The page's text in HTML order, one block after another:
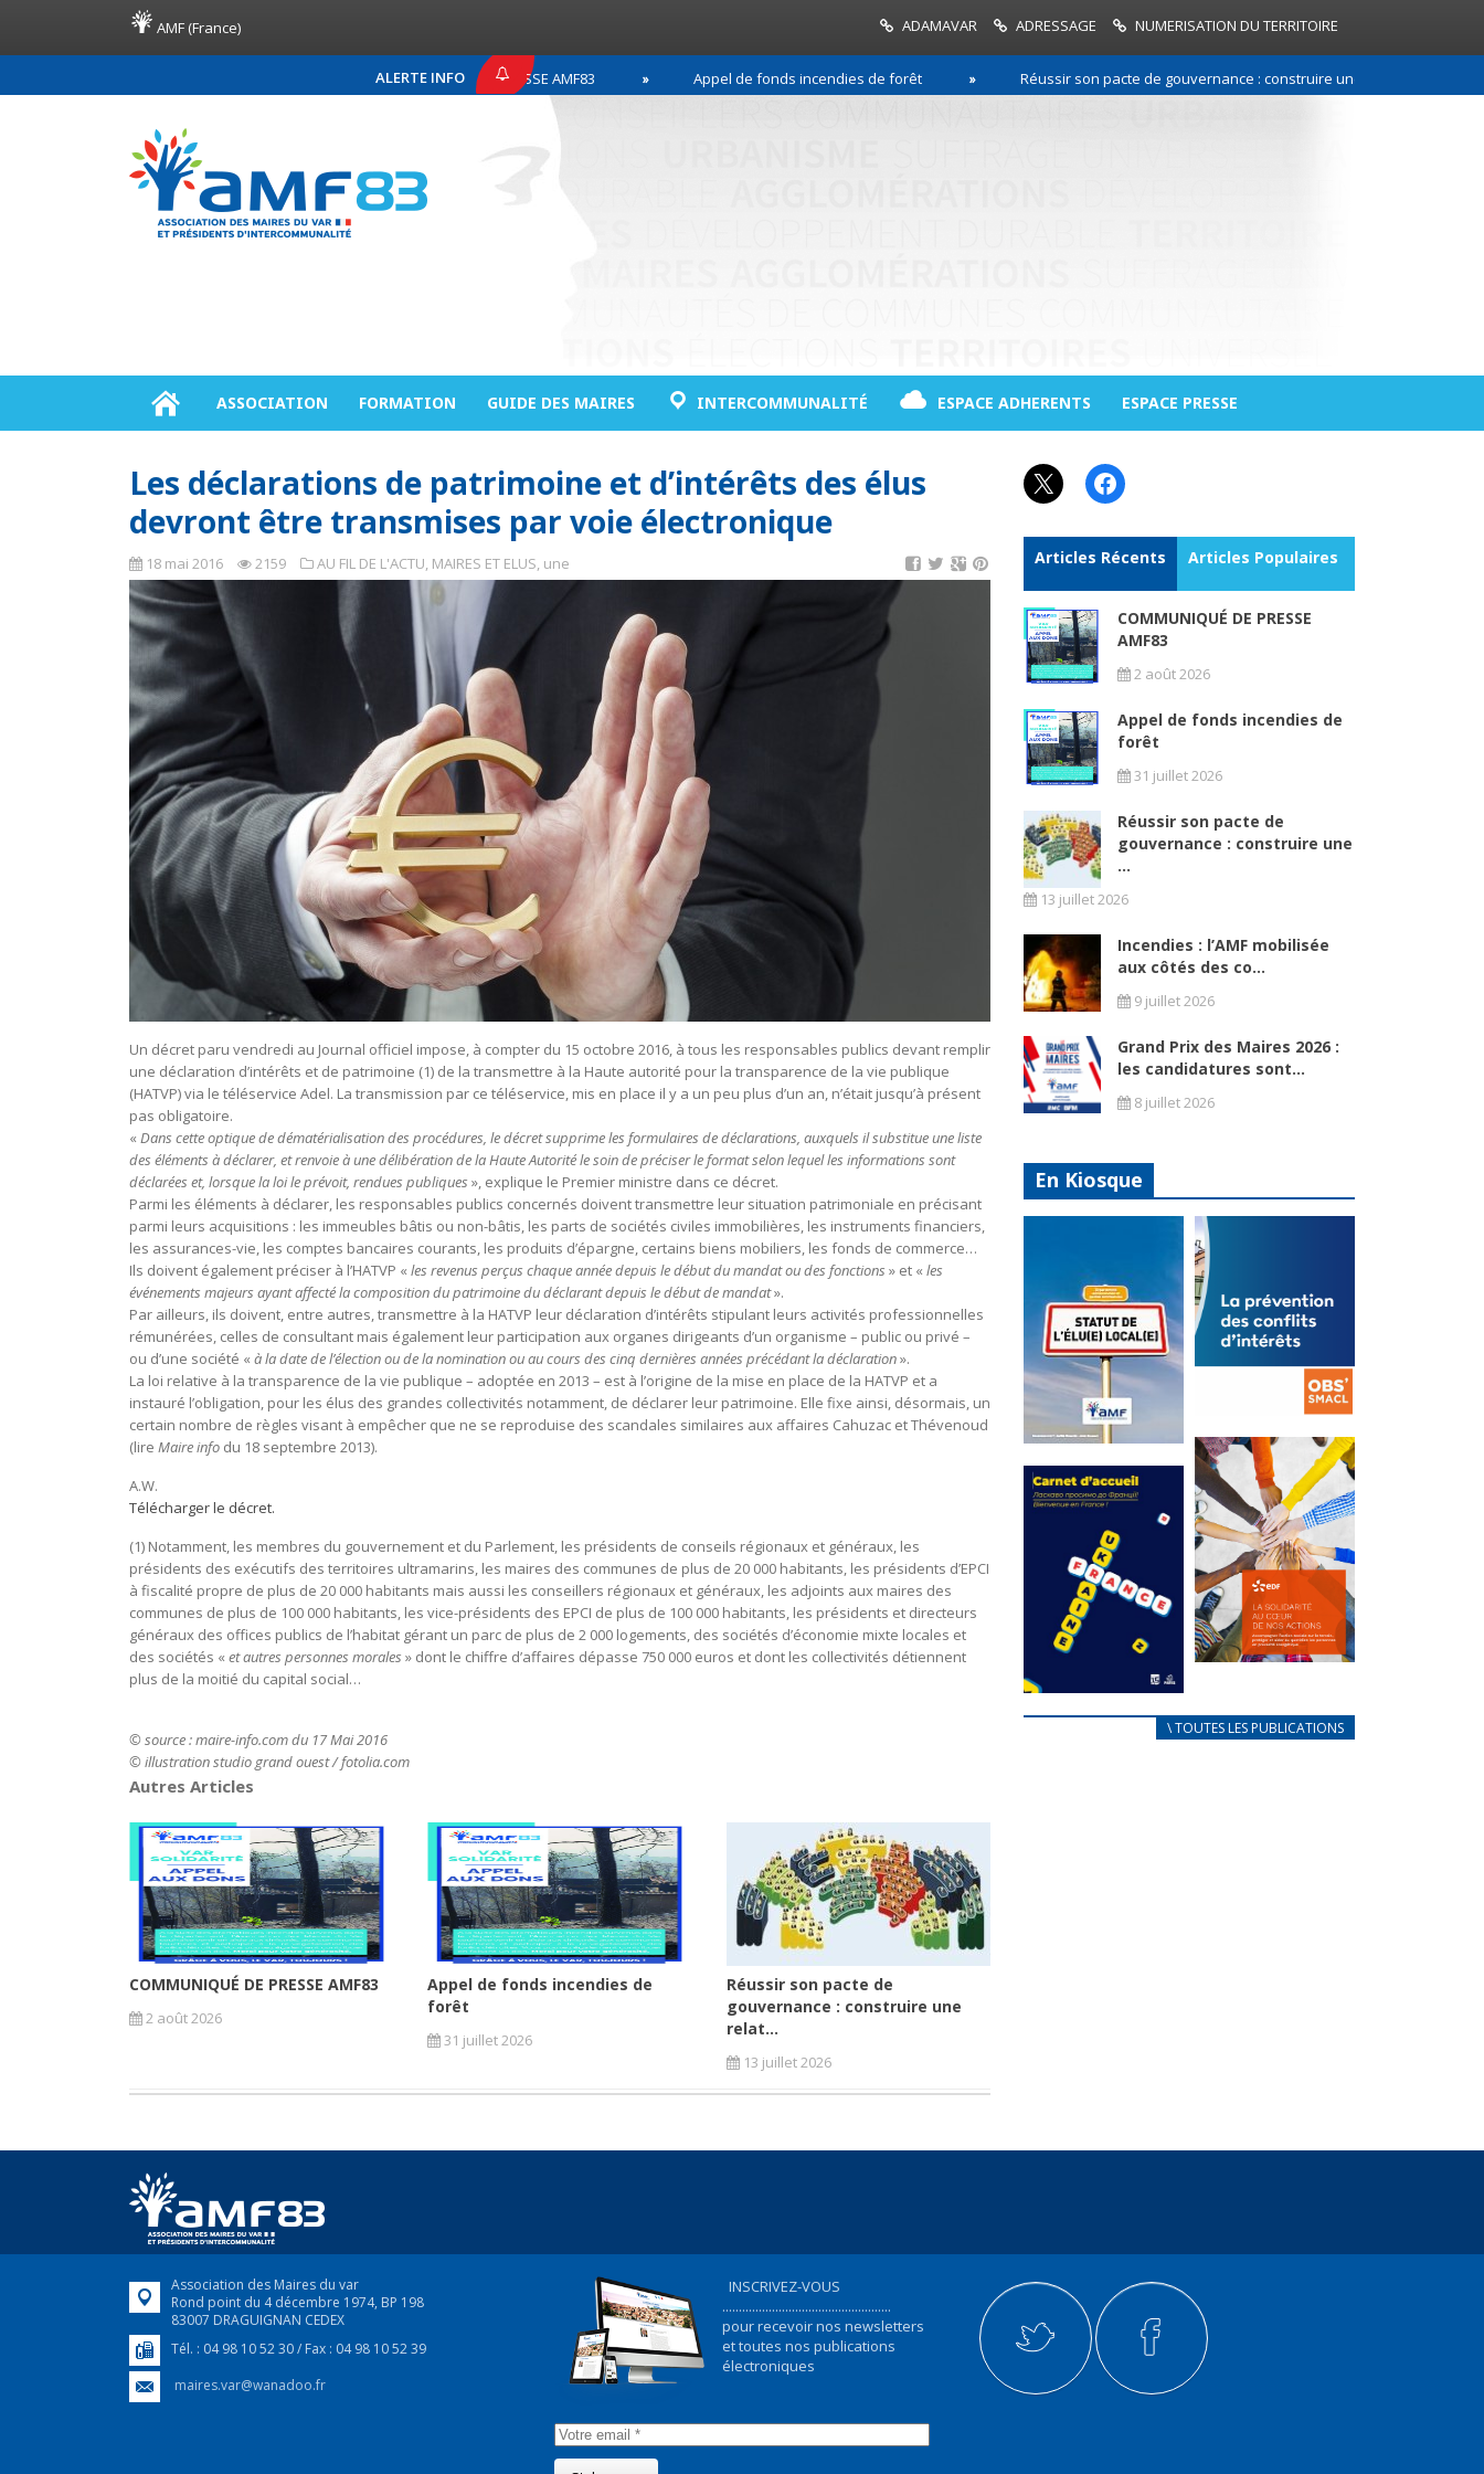
AMF (France) ADAMAVAR ADRESSAGE NUMERISATION DU TERRITOIRE
ALERTE INFO
COMMUNIQUÉ DE PRESSE AMF83 Appel de fonds incendies de forêt Réussir son pacte de gouvernance : construire une relation de
ASSOCIATION FORMATION GUIDE DES MAIRES INTERCOMMUNALITÉ ESPACE ADHERENTS ESPACE PRESSE
Les déclarations de patrimoine et d’intérêts des élus
devront être transmises par voie électronique
18 mai 2016 2159 AU FIL DE L'ACTU, MAIRES ET ELUS, une
Un décret paru vendredi au Journal officiel impose, à compter du 15 octobre 2016, à tous les responsables publics devant remplir
une déclaration d’intérêts et de patrimoine (1) de la transmettre à la Haute autorité pour la transparence de la vie publique
(HATVP) via le téléservice Adel. La transmission par ce téléservice, mis en place il y a un peu plus d’un an, n’était jusqu’à présent
pas obligatoire.
« Dans cette optique de dématérialisation des procédures, le décret supprime les formulaires de déclarations, auxquels il substitue une liste
des éléments à déclarer, et renvoie à une délibération de la Haute Autorité le soin de préciser le format selon lequel les informations sont
déclarées et, lorsque la loi le prévoit, rendues publiques », explique le Premier ministre dans ce décret.
Parmi les éléments à déclarer, les responsables publics concernés doivent transmettre leur situation patrimoniale en précisant
parmi leurs acquisitions : les immeubles bâtis ou non-bâtis, les parts de sociétés civiles immobilières, les instruments financiers,
les assurances-vie, les comptes bancaires courants, les produits d’épargne, certains biens mobiliers, les fonds de commerce…
Ils doivent également préciser à l’HATVP « les revenus perçus chaque année depuis le début du mandat ou des fonctions » et « les
événements majeurs ayant affecté la composition du patrimoine du déclarant depuis le début de mandat».
Par ailleurs, ils doivent, entre autres, transmettre à la HATVP leur déclaration d’intérêts stipulant leurs activités professionnelles
rémunérées, celles de consultant mais également leur participation aux organes dirigeants d’un organisme – public ou privé –
ou d’une société « à la date de l’élection ou de la nomination ou au cours des cinq dernières années précédant la déclaration».
La loi relative à la transparence de la vie publique – adoptée en 2013 – est à l’origine de la mise en place de la HATVP et a
instauré l’obligation, pour les élus des grandes collectivités notamment, de déclarer leur patrimoine. Elle fixe ainsi, désormais, un
certain nombre de règles visant à empêcher que ne se reproduise des scandales similaires aux affaires Cahuzac et Thévenoud
(lire Maire info du 18 septembre 2013).
A.W.
Télécharger le décret.
(1) Notamment, les membres du gouvernement et du Parlement, les présidents de conseils régionaux et généraux, les
présidents des exécutifs des territoires ultramarins, les maires des communes de plus de 20 000 habitants, les présidents d’EPCI
à fiscalité propre de plus de 20 000 habitants mais aussi les conseillers régionaux et généraux, les adjoints aux maires des
communes de plus de 100 000 habitants, les vice-présidents des EPCI de plus de 100 000 habitants, les présidents et directeurs
généraux des offices publics de l’habitat gérant un parc de plus de 2 000 logements, des sociétés d’économie mixte locales et
des sociétés « et autres personnes morales » dont le chiffre d’affaires dépasse 750 000 euros et dont les collectivités détiennent
plus de la moitié du capital social…
© source : maire-info.com du 17 Mai 2016
© illustration studio grand ouest / fotolia.com
Autres Articles
COMMUNIQUÉ DE PRESSE AMF83
2 août 2026
Appel de fonds incendies de
forêt
31 juillet 2026
Réussir son pacte de
gouvernance : construire une
relat...
13 juillet 2026
X Facebook
Articles Récents Articles Populaires
COMMUNIQUÉ DE PRESSE
AMF83
2 août 2026
Appel de fonds incendies de
forêt
31 juillet 2026
Réussir son pacte de
gouvernance : construire une
...
13 juillet 2026
Incendies : l’AMF mobilisée
aux côtés des co...
9 juillet 2026
Grand Prix des Maires 2026 :
les candidatures sont...
8 juillet 2026
En Kiosque
Statut de
l’élu local
Mise à jour avril
2024
FEUILLETER
La
prévention
des conflits
d’intérêts
18 septembre 2023
FEUILLETER
au coeur de
nos actions
\ TOUTES LES PUBLICATIONS
Association des Maires du var
Rond point du 4 décembre 1974, BP 198
83007 DRAGUIGNAN CEDEX
Tél. : 04 98 10 52 30 / Fax : 04 98 10 52 39
maires.var@wanadoo.fr
INSCRIVEZ-VOUS
...................................................
pour recevoir nos newsletters
et toutes nos publications
électroniques